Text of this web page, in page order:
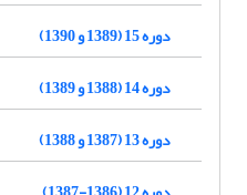
دوره 15 (1389 و 1390)
دوره 14 (1388 و 1389)
دوره 13 (1387 و 1388)